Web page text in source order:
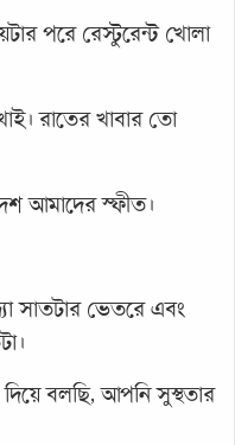
পরে রেস্টুরেন্ট খোলা
রাতের খাবার তো
আমাদের স্ফীত।
সাতটার ভেতরে এবং
বলছি, আপনি সুস্থতার